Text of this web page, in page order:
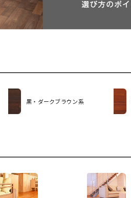
黒・ダークブラウン系